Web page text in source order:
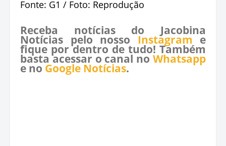
Fonte: G1 / Foto: Reprodução
Receba notícias do Jacobina
Notícias pelo nosso Instagram e
fique por dentro de tudo! Também
basta acessar o canal no Whatsapp
e no Google Notícias.